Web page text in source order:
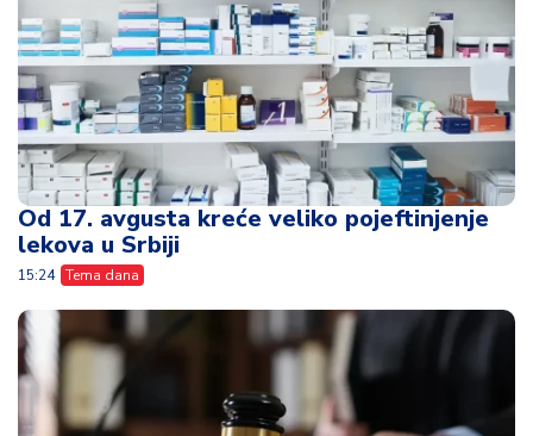
Od 17. avgusta kreće veliko pojeftinjenje
lekova u Srbiji
15:24 Tema dana